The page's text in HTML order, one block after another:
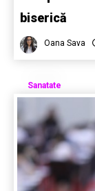
biserică
Oana Sava
Sanatate